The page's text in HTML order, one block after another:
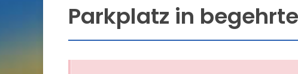
Parkplatz in